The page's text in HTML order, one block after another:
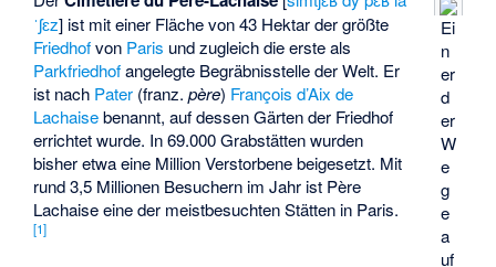
Ei
n
er
d
er
W
e
g
e
a
uf
ˈʃɛz] ist mit einer Fläche von 43 Hektar der größte
Friedhofvon Paris und zugleich die erste als
Parkfriedhofangelegte Begräbnisstelle der Welt. Er
ist nach Pater (franz.père) François d’Aix de
Lachaisebenannt, auf dessen Gärten der Friedhof
errichtet wurde. In 69.000 Grabstätten wurden
bisher etwa eine Million Verstorbene beigesetzt. Mit
rund 3,5 Millionen Besuchern im Jahr ist Père
Lachaise eine der meistbesuchten Stätten in Paris.
[1]